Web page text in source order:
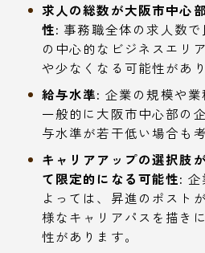
求人の総数が大阪市中心
性: 事務職全体の求人数
の中心的なビジネスエリ
や少なくなる可能性があり
給与水準: 企業の規模や業
一般的に大阪市中心部の
与水準が若干低い場合も
キャリアアップの選択肢
て限定的になる可能性: 企
よっては、昇進のポスト
様なキャリアパスを描き
性があります。